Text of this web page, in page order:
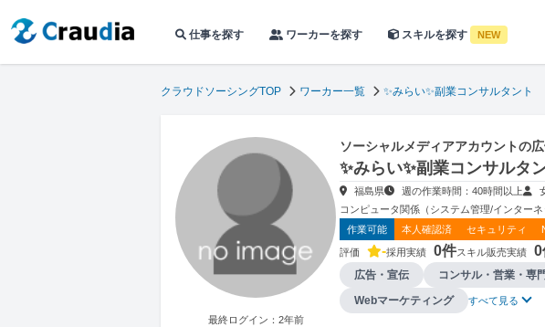
仕事を探す ワーカーを探す スキルを探す NEW
クラウドソーシングTOP ワーカー一覧 ✨みらい✨副業コンサルタント
最終ログイン：2年前
ソーシャルメディアアカウントの広
✨みらい✨副業コンサルタ
福島県 週の作業時間：40時間以上
コンピュータ関係（システム管理/インターネ
作業可能
本人確認済 セキュリティ
評価 -採用実績 0件スキル販売実績 0
広告・宣伝 コンサル・営業・専
Webマーケティング
すべて見る